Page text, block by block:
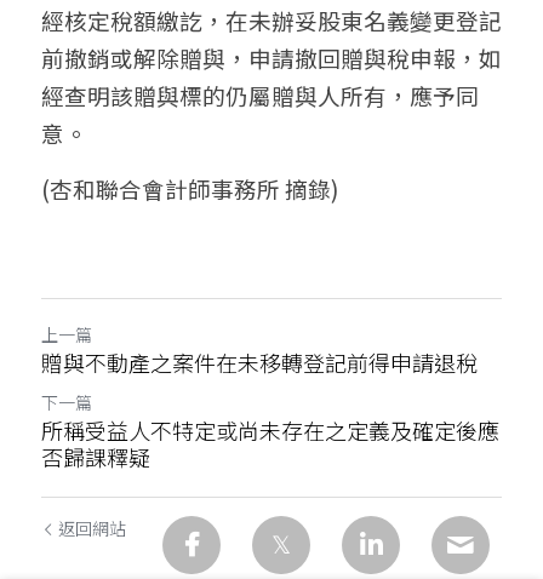
家族財產信託
信託與遺贈稅
證券交易法
新公司設立
新創公司
聯絡資訊
加入我們
搜索
加LINE諮詢
經核定稅額繳訖，在未辦妥股東名義變更登記
前撤銷或解除贈與，申請撤回贈與稅申報，如
經查明該贈與標的仍屬贈與人所有，應予同
意。
(杏和聯合會計師事務所 摘錄)
上一篇
贈與不動產之案件在未移轉登記前得申請退稅
下一篇
所稱受益人不特定或尚未存在之定義及確定後應
否歸課釋疑
返回網站